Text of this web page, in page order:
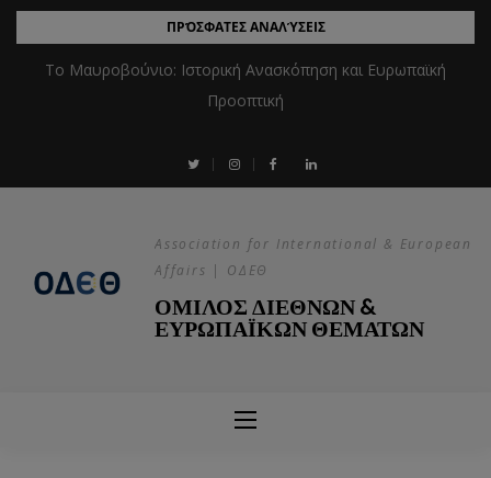
ΠΡΌΣΦΑΤΕΣ ΑΝΑΛΎΣΕΙΣ
Το Μαυροβούνιο: Ιστορική Ανασκόπηση και Ευρωπαϊκή
Προοπτική
Association for International & European
Affairs | ΟΔΕΘ
ΟΜΙΛΟΣ ΔΙΕΘΝΩΝ &
ΕΥΡΩΠΑΪΚΩΝ ΘΕΜΑΤΩΝ